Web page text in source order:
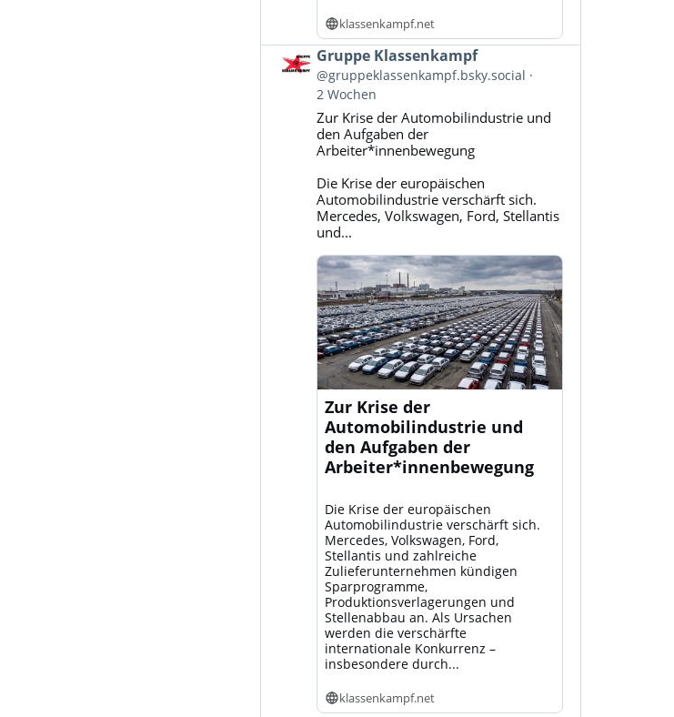
klassenkampf.net
Beitrag
von
Gruppe
Klassenkampf
Bluesky
Gruppe Klassenkampf
@gruppeklassenkampf.bsky.social
2 Wochen
Zur Krise der Automobilindustrie und
den Aufgaben der
Arbeiter*innenbewegung
Die Krise der europäischen
Automobilindustrie verschärft sich.
Mercedes, Volkswagen, Ford, Stellantis
und...
Zur Krise der
Automobilindustrie und
den Aufgaben der
Arbeiter*innenbewegung
Die Krise der europäischen
Automobilindustrie verschärft sich.
Mercedes, Volkswagen, Ford,
Stellantis und zahlreiche
Zulieferunternehmen kündigen
Sparprogramme,
Produktionsverlagerungen und
Stellenabbau an. Als Ursachen
werden die verschärfte
internationale Konkurrenz –
insbesondere durch...
klassenkampf.net